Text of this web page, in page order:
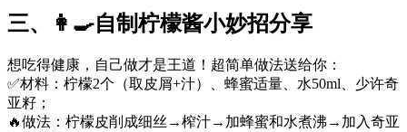
三、👩🍳自制柠檬酱小妙招分享
想吃得健康，自己做才是王道！超简单做法送给你：
✅材料：柠檬2个（取皮屑+汁）、蜂蜜适量、水50ml、少许奇
亚籽；
🔥做法：柠檬皮削成细丝→榨汁→加蜂蜜和水煮沸→加入奇亚